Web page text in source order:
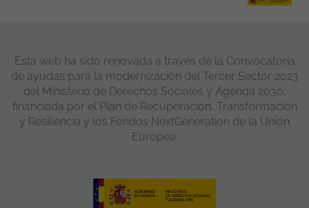
Esta web ha sido renovada a través de la Convocatoria
de ayudas para la modernización del Tercer Sector 2023
del Ministerio de Derechos Sociales y Agenda 2030,
financiada por el Plan de Recuperación, Transformación
y Resiliencia y los Fondos NextGeneration de la Unión
Europea.